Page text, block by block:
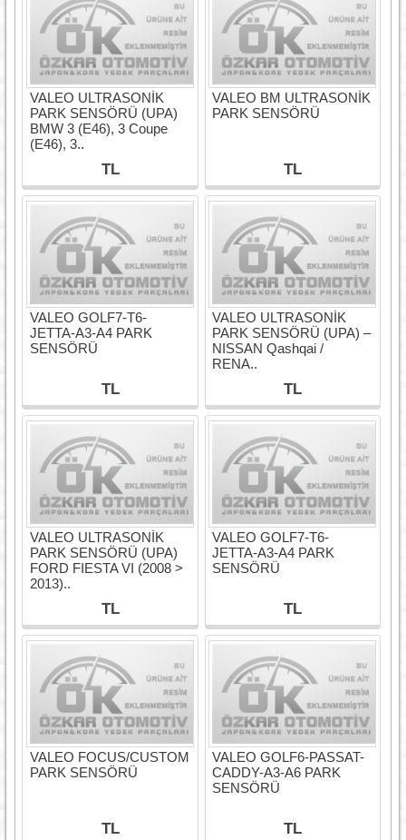
VALEO ULTRASONİK
PARK SENSÖRÜ (UPA)
BMW 3 (E46), 3 Coupe
(E46), 3..
TL
VALEO BM ULTRASONİK
PARK SENSÖRÜ
TL
VALEO GOLF7-T6-
JETTA-A3-A4 PARK
SENSÖRÜ
TL
VALEO ULTRASONİK
PARK SENSÖRÜ (UPA) –
NISSAN Qashqai /
RENA..
TL
VALEO ULTRASONİK
PARK SENSÖRÜ (UPA)
FORD FIESTA VI (2008 >
2013)..
TL
VALEO GOLF7-T6-
JETTA-A3-A4 PARK
SENSÖRÜ
TL
VALEO FOCUS/CUSTOM
PARK SENSÖRÜ
TL
VALEO GOLF6-PASSAT-
CADDY-A3-A6 PARK
SENSÖRÜ
TL